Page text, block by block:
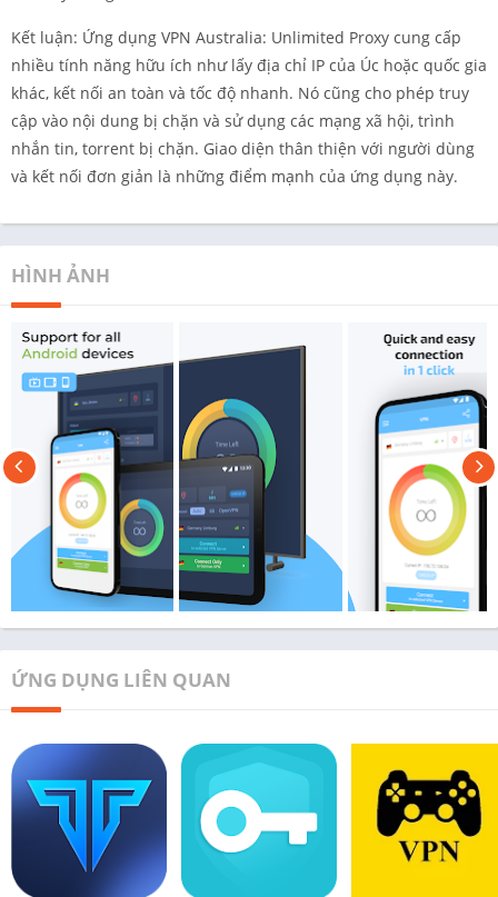
Kết luận: Ứng dụng VPN Australia: Unlimited Proxy cung cấp
nhiều tính năng hữu ích như lấy địa chỉ IP của Úc hoặc quốc gia
khác, kết nối an toàn và tốc độ nhanh. Nó cũng cho phép truy
cập vào nội dung bị chặn và sử dụng các mạng xã hội, trình
nhắn tin, torrent bị chặn. Giao diện thân thiện với người dùng
và kết nối đơn giản là những điểm mạnh của ứng dụng này.
HÌNH ẢNH
ỨNG DỤNG LIÊN QUAN